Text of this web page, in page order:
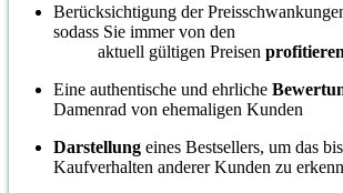
Berücksichtigung der
sodass Sie immer von den
aktuell gültigen Preisen profitieren
Eine authentische und ehrliche
Damenrad von ehemaligen Kunden
Darstellung eines Bestsellers, um das
Kaufverhalten anderer Kunden zu